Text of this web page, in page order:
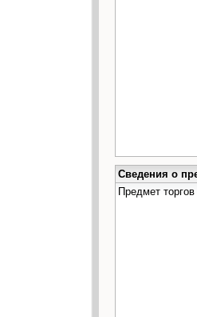
Сведения о
Предмет торгов